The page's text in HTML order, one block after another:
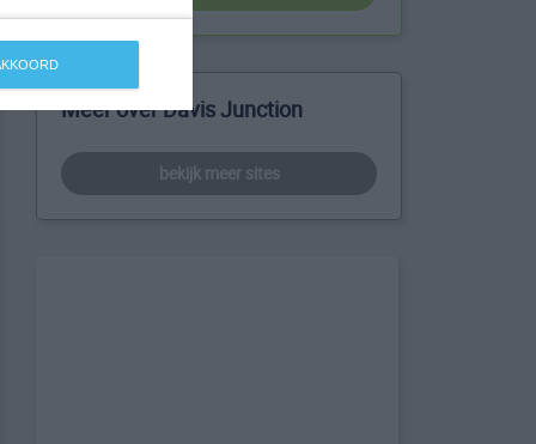
Meer over Davis Junction
bekijk meer sites